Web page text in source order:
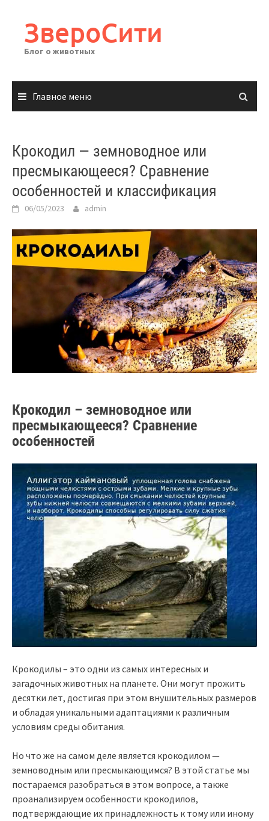
содержимому
ЗвероСити
Блог о животных
Главное меню
Крокодил — земноводное или
пресмыкающееся? Сравнение
особенностей и классификация
06/05/2023 admin
Крокодил – земноводное или
пресмыкающееся? Сравнение
особенностей
Крокодилы – это одни из самых интересных и
загадочных животных на планете. Они могут прожить
десятки лет, достигая при этом внушительных размеров
и обладая уникальными адаптациями к различным
условиям среды обитания.
Но что же на самом деле является крокодилом —
земноводным или пресмыкающимся? В этой статье мы
постараемся разобраться в этом вопросе, а также
проанализируем особенности крокодилов,
подтверждающие их принадлежность к тому или иному